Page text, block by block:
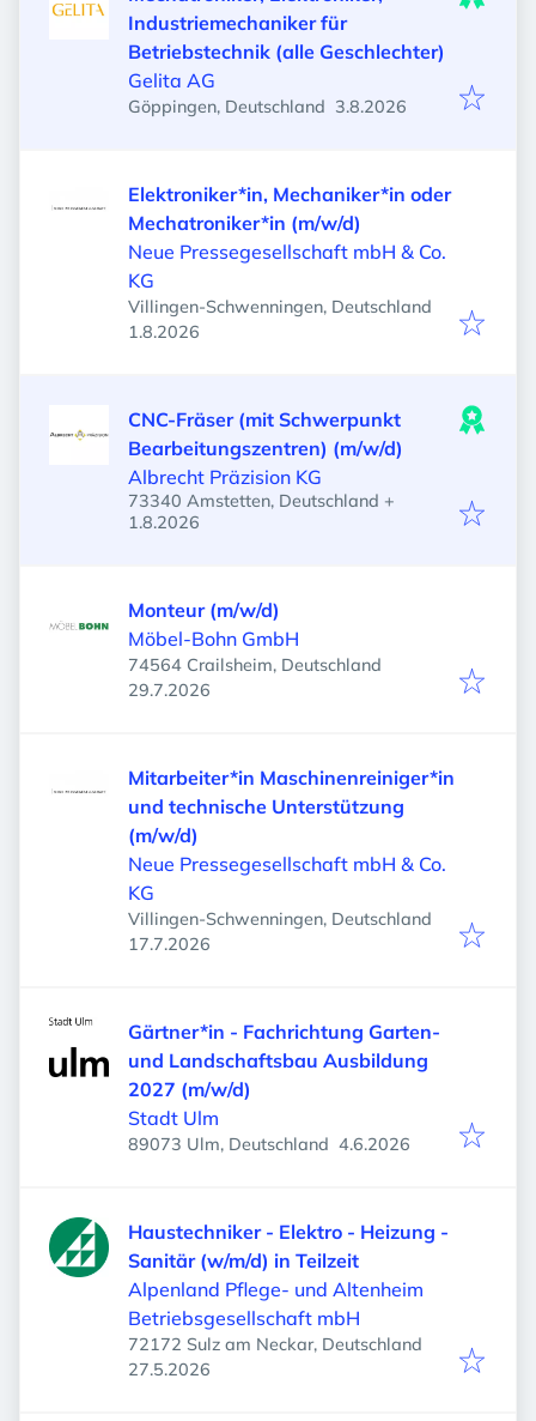
Industriemechaniker für
Betriebstechnik (alle Geschlechter)
Gelita AG
Göppingen, Deutschland Veröffentlicht
3.8.2026
Elektroniker*in, Mechaniker*in oder
Mechatroniker*in (m/w/d)
Neue Pressegesellschaft mbH & Co.
KG
Villingen-Schwenningen, Deutschland
Veröffentlicht
1.8.2026
CNC-Fräser (mit Schwerpunkt
Bearbeitungszentren) (m/w/d)
Albrecht Präzision KG
73340 Amstetten, Deutschland +
Veröffentlicht
1.8.2026
Monteur (m/w/d)
Möbel-Bohn GmbH
74564 Crailsheim, Deutschland
Veröffentlicht
29.7.2026
Mitarbeiter*in Maschinenreiniger*in
und technische Unterstützung
(m/w/d)
Neue Pressegesellschaft mbH & Co.
KG
Villingen-Schwenningen, Deutschland
Veröffentlicht
17.7.2026
Gärtner*in - Fachrichtung Garten-
und Landschaftsbau Ausbildung
2027 (m/w/d)
Stadt Ulm
89073 Ulm, Deutschland Veröffentlicht
4.6.2026
Haustechniker - Elektro - Heizung -
Sanitär (w/m/d) in Teilzeit
Alpenland Pflege- und Altenheim
Betriebsgesellschaft mbH
72172 Sulz am Neckar, Deutschland
Veröffentlicht
27.5.2026